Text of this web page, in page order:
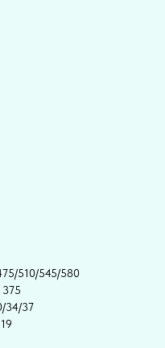
510/545/580
375
34/37